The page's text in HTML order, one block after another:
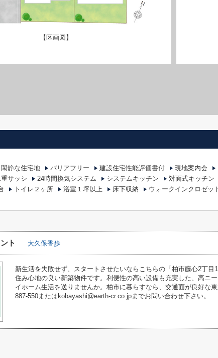
【区画図】
閑静な住宅地 バリアフリー 建設住宅性能評価書付 現地案内会
サッシ 24時間換気システム システムキッチン 対面式キッチン
トイレ２ヶ所 浴室１坪以上 床下収納 ウォークインクロゼッ
ト 大久保香歩
新生活を失敗せず、スタートさせたいならこちらの「柏市藤心2丁
住み心地の良い新築物件です。利便性の高い設備も充実した、高ニ
イホーム生活を送りませんか。柏市に暮らすなら、交通面が良好な
887-550またはkobayashi@earth-cr.co.jpまでお問い合わせ下さい。